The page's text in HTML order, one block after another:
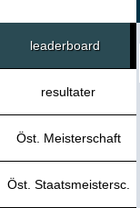
leaderboard
resultater
Öst. Meisterschaft
Öst. Staatsmeistersc.